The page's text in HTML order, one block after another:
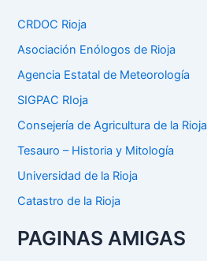
p
r
:
CRDOC Rioja
Asociación Enólogos de Rioja
Agencia Estatal de Meteorología
SIGPAC RIoja
Consejería de Agricultura de la Rioja
Tesauro – Historia y Mitología
Universidad de la Rioja
Catastro de la Rioja
PAGINAS AMIGAS